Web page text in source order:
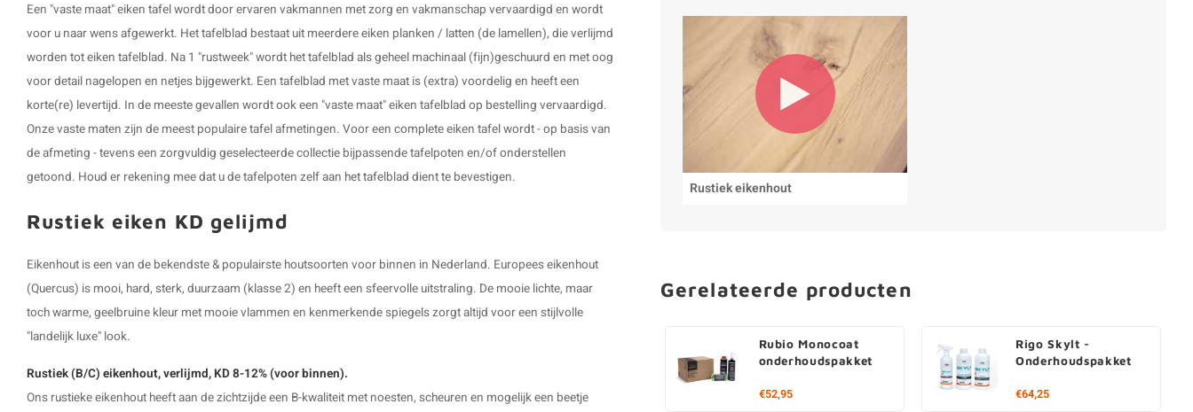
Een "vaste maat" eiken tafel wordt door ervaren vakmannen met zorg en vakmanschap vervaardigd en wordt
voor u naar wens afgewerkt. Het tafelblad bestaat uit meerdere eiken planken / latten (de lamellen), die verlijmd
worden tot eiken tafelblad. Na 1 "rustweek" wordt het tafelblad als geheel machinaal (fijn)geschuurd en met oog
voor detail nagelopen en netjes bijgewerkt. Een tafelblad met vaste maat is (extra) voordelig en heeft een
korte(re) levertijd. In de meeste gevallen wordt ook een "vaste maat" eiken tafelblad op bestelling vervaardigd.
Onze vaste maten zijn de meest populaire tafel afmetingen. Voor een complete eiken tafel wordt - op basis van
de afmeting - tevens een zorgvuldig geselecteerde collectie bijpassende tafelpoten en/of onderstellen
getoond. Houd er rekening mee dat u de tafelpoten zelf aan het tafelblad dient te bevestigen.
Rustiek eiken KD gelijmd
Eikenhout is een van de bekendste & populairste houtsoorten voor binnen in Nederland. Europees eikenhout
(Quercus) is mooi, hard, sterk, duurzaam (klasse 2) en heeft een sfeervolle uitstraling. De mooie lichte, maar
toch warme, geelbruine kleur met mooie vlammen en kenmerkende spiegels zorgt altijd voor een stijlvolle
"landelijk luxe" look.
Rustiek (B/C) eikenhout, verlijmd, KD 8-12% (voor binnen).
Ons rustieke eikenhout heeft aan de zichtzijde een B-kwaliteit met noesten, scheuren en mogelijk een beetje
Rustiek eikenhout
Gerelateerde producten
Rubio Monocoat
onderhoudspakket
€52,95
Rigo Skylt -
Onderhoudspakket
€64,25